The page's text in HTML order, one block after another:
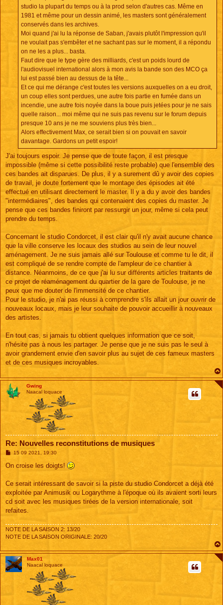
studio la plupart du temps ou à la prod selon d'autres cas. Même en
1981 et même pour un dessin animé, les masters sont généralement
conservés dans les archives.
Moi quand j'ai lu la réponse de Saban, j'avais plutôt l'impression qu'il
ne voulait pas s'embêter et ne sachant pas sur le moment, il a répondu
on ne les a plus... basta.
Faut dire que le type gère des milliards, c'est un poids lourd de
l'audiovisuel international alors à mon avis la bande son des MCO ça
lui est passé bien au dessus de la tête...
Et ce qui me dérange c'est toutes les versions auxquelles on a eu droit,
un coup elles sont perdues, une autre fois partie en fumée dans un
incendie, une autre fois noyée dans la boue puis jetées pour je ne sais
quelle raison... moi même qui ne suis pas revenu sur le forum depuis
presque 10 ans je ne me souviens plus très bien...
Alors effectivement Max, ce serait bien si on pouvait en savoir
davantage. Gardons un petit espoir!
J'ai toujours espoir. Je pense que de toute façon, il est presque
impossible (même si cette possibilité reste probable) que l'ensemble des
ces bandes ait disparues. De plus, il y a surement dû y avoir des copies
de travail, je doute fortement que le montage des épisodes ait été
effectué en utilisant directement le master. Il y a du y avoir des bandes
"intermédiaires", des bandes qui contenaient des copies du master. Je
pense que ces bandes finiront par ressurgir un jour, même si cela peut
prendre du temps.
Concernant le studio Condorcet, il est clair qu'il n'y avait aucune chance
que la ville conserve les locaux des studios au sein de leur nouvel
aménagement. Je ne suis jamais allé sur Toulouse et comme tu le dit, il
est compliqué de se rendre compte de l'ampleur de ce chantier à
distance. Néanmoins, de ce que j'ai lu sur différents articles traitants de
ce projet de réaménagement du quartier de la gare de Toulouse, je ne
peux que me douter de l'immensité de ce chantier.
Pour le studio, je n'ai pas réussi à comprendre s'ils allait un jour ouvrir de
nouveaux locaux, mais je leur souhaite de pouvoir accueillir à nouveaux
des artistes.
En tout cas, si jamais tu obtient quelques information que ce soit,
n'hésite pas à nous les partager. Je pense que je ne suis pas le seul à
avoir grandement envie d'en savoir plus au sujet de ces fameux masters
et de ces musiques incroyables.
Gwing
Naacal loquace
Re: Nouvelles reconstitutions de musiques
M
s
g
15 09 2021, 19:30
On croise les doigts!
Ce serait intéressant de savoir si la piste du studio Condorcet a déjà été
exploitée par Animusik ou Logarythme à l'époque où ils avaient sorti leurs
cd soit avec les musiques tirées de la version internationale, soit
refaites.
NOTE DE LA SAISON 2: 13/20
NOTE DE LA SAISON ORIGINALE: 20/20
Max01
Naacal loquace